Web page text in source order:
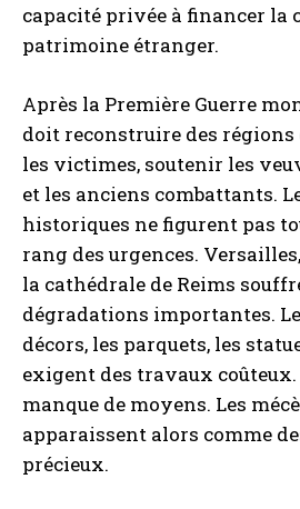
capacité privée à financer la
patrimoine étranger.
Après la Première Guerre
doit reconstruire des régions
les victimes, soutenir les
et les anciens combattants.
historiques ne figurent pas
rang des urgences.
la cathédrale de Reims
dégradations importantes.
décors, les parquets, les
exigent des travaux coûteux.
manque de moyens. Les
apparaissent alors comme
précieux.